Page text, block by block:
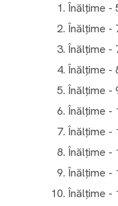
Înălțime -
Înălțime -
Înălțime -
Înălțime -
Înălțime -
Înălțime -
Înălțime -
Înălțime -
Înălțime -
Înălțime -